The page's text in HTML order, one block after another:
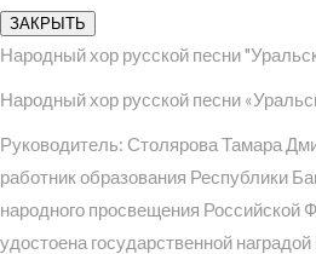
ЗАКРЫТЬ
Народный хор русской песни
Народный хор русской песни
Руководитель: Столярова Тамара
работник образования Республики
народного просвещения Российской
удостоена государственной